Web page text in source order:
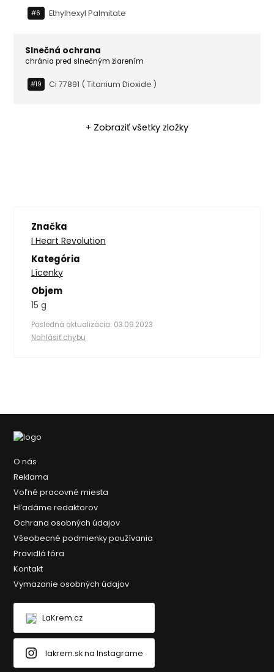
#6 Ethylhexyl Palmitate
Slnečná ochrana
chránia pred slnečným žiarením
#19 Ci 77891 ( Titanium Dioxide )
+ Zobraziť všetky zložky
Značka
I Heart Revolution
Kategória
Lícenky
Objem
15 g
Posledná aktualizácia: 03.09.2023
Nahlásiť chybu
O nás
Reklama
Voľné pracovné miesta
Hľadáme redaktorov
Ochrana osobných údajov
Všeobecné podmienky používania
Pravidlá fóra
Kontakt
Vymazanie osobných údajov
LaKrem.cz
lakrem.sk na Instagrame